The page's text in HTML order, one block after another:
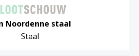
Noordenne staal
Staal